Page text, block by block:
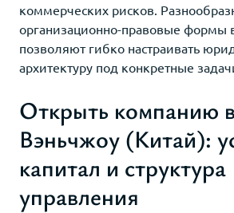
коммерческих рисков.
организационно-правовые формы
позволяют гибко настраивать
архитектуру под конкретные
Открыть компанию в
Вэньчжоу (Китай):
капитал и структура
управления